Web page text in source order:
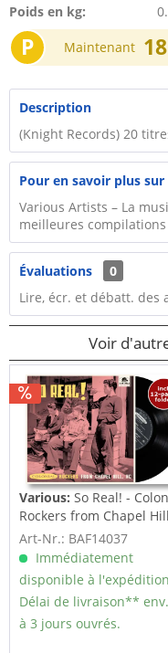
Poids en kg:
P Maintenant 18
Description
(Knight Records) 20
Pour en savoir plus sur
Various Artists – La
meilleures
Évaluations
0
Lire, écr. et débatt. des
Voir
Various:So Real! -
Rockers from Chapel
Art-Nr.: BAF14037
Immédiatement
disponible à
Délai de livraison**
à 3 jours ouvrés.